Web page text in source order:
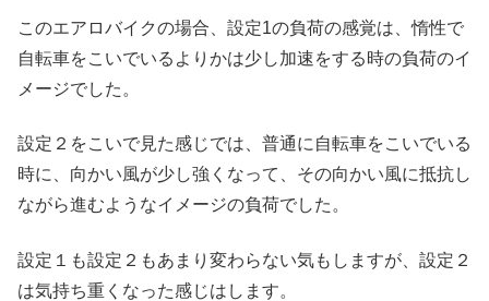
このエアロバイクの場合、設定1の負荷の感覚は、惰性で
自転車をこいでいるよりかは少し加速をする時の負荷のイ
メージでした。
設定２をこいで見た感じでは、普通に自転車をこいでいる
時に、向かい風が少し強くなって、その向かい風に抵抗し
ながら進むようなイメージの負荷でした。
設定１も設定２もあまり変わらない気もしますが、設定２
は気持ち重くなった感じはします。